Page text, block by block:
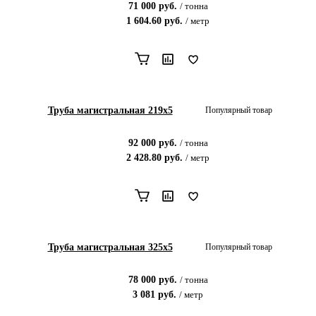
71 000руб. / тонна
1 604.60 руб. / метр
Труба магистральная 219х5 Популярный товар
92 000руб. / тонна
2 428.80 руб. / метр
Труба магистральная 325х5 Популярный товар
78 000руб. / тонна
3 081 руб. / метр